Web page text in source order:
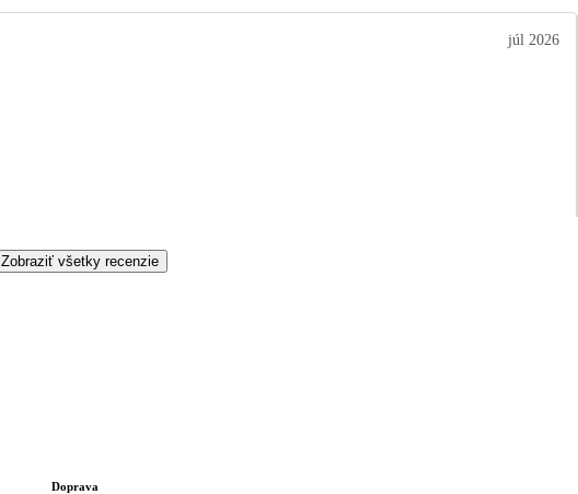
júl 2026
Zobraziť všetky recenzie
Doprava